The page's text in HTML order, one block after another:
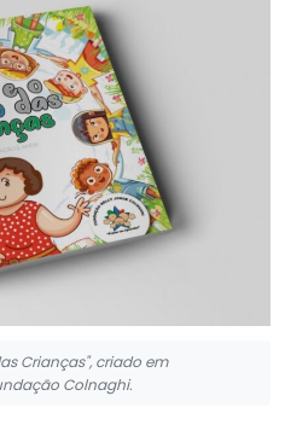
Crianças", criado em
Colnaghi.